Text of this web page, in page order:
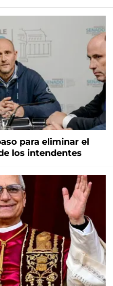
para eliminar el
los intendentes